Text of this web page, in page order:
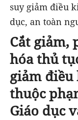
suy giảm điều
dục, an toàn
Cắt giảm,
hóa thủ
giảm
thuộc
Giáo dục